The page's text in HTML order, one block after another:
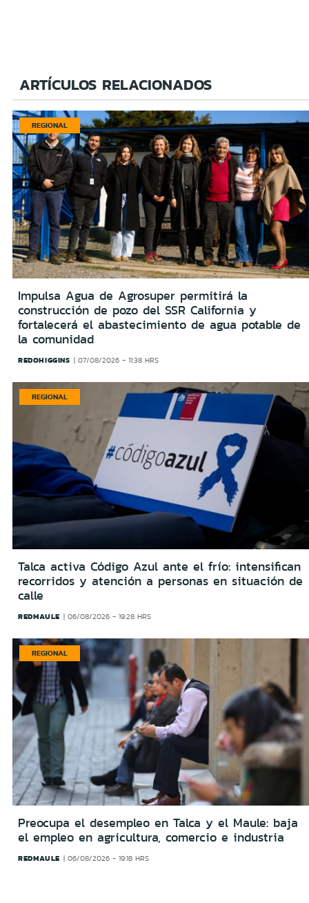
ARTÍCULOS RELACIONADOS
REGIONAL
Impulsa Agua de Agrosuper permitirá la
construcción de pozo del SSR California y
fortalecerá el abastecimiento de agua potable de
la comunidad
REDOHIGGINS 07/08/2026 - 11:38 HRS
REGIONAL
Talca activa Código Azul ante el frío: intensifican
recorridos y atención a personas en situación de
calle
REDMAULE 06/08/2026 - 19:28 HRS
REGIONAL
Preocupa el desempleo en Talca y el Maule: baja
el empleo en agricultura, comercio e industria
REDMAULE 06/08/2026 - 19:18 HRS